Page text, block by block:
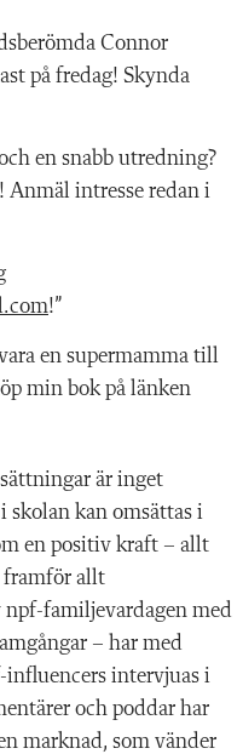
Connor
på fredag! Skynda
en snabb utredning?
Anmäl intresse redan i
!”
en supermamma till
min bok på länken
är inget
skolan kan omsättas i
en positiv kraft – allt
framför allt
npf-familjevardagen med
– har med
intervjuas i
och poddar har
marknad, som vänder